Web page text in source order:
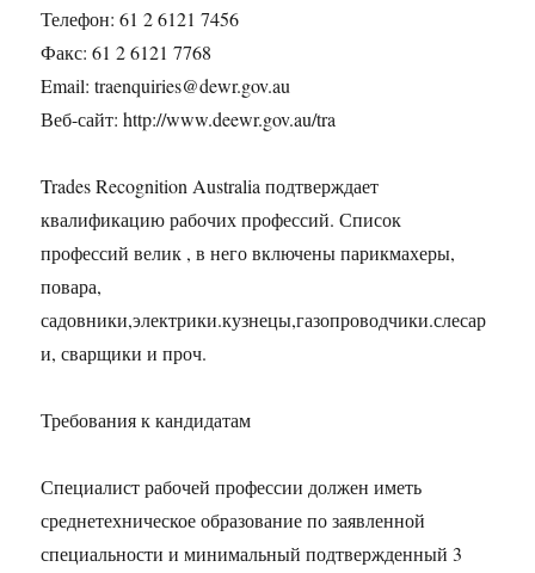
Телефон: 61 2 6121 7456
Факс: 61 2 6121 7768
Email: traenquiries@dewr.gov.au
Веб-сайт: http://www.deewr.gov.au/tra
Trades Recognition Australia подтверждает
квалификацию рабочих профессий. Список
профессий велик , в него включены парикмахеры,
повара,
садовники,электрики.кузнецы,газопроводчики.слесар
и, сварщики и проч.
Требования к кандидатам
Специалист рабочей профессии должен иметь
среднетехническое образование по заявленной
специальности и минимальный подтвержденный 3